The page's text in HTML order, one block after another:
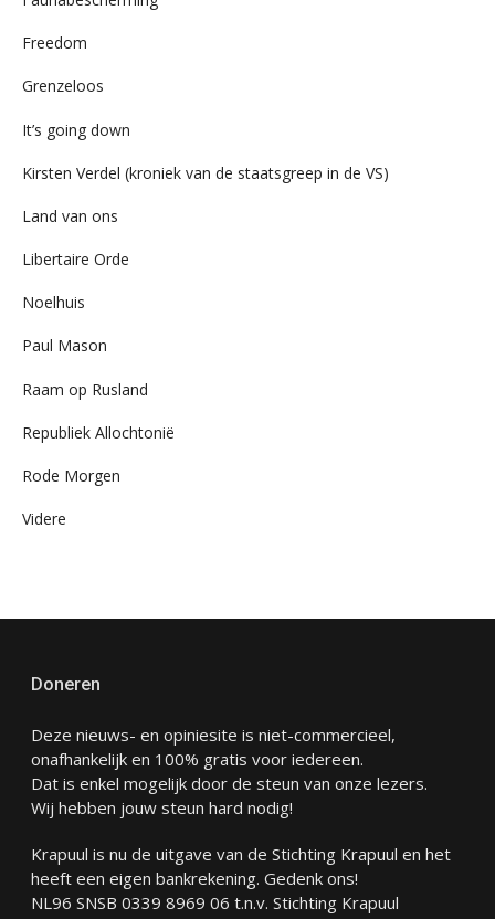
Freedom
Grenzeloos
It’s going down
Kirsten Verdel (kroniek van de staatsgreep in de VS)
Land van ons
Libertaire Orde
Noelhuis
Paul Mason
Raam op Rusland
Republiek Allochtonië
Rode Morgen
Videre
Doneren
Deze nieuws- en opiniesite is niet-commercieel,
onafhankelijk en 100% gratis voor iedereen.
Dat is enkel mogelijk door de steun van onze lezers.
Wij hebben jouw steun hard nodig!
Krapuul is nu de uitgave van de Stichting Krapuul en het
heeft een eigen bankrekening. Gedenk ons!
NL96 SNSB 0339 8969 06 t.n.v. Stichting Krapuul